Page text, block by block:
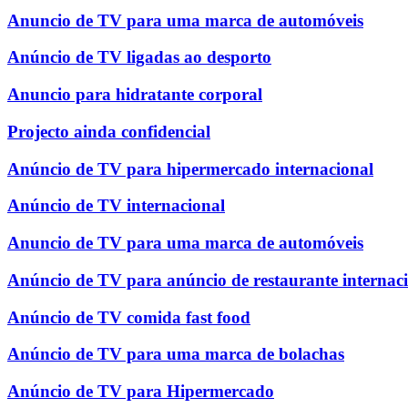
Anuncio de TV para uma marca de automóveis
Anúncio de TV ligadas ao desporto
Anuncio para hidratante corporal
Projecto ainda confidencial
Anúncio de TV para hipermercado internacional
Anúncio de TV internacional
Anuncio de TV para uma marca de automóveis
Anúncio de TV para anúncio de restaurante
Anúncio de TV comida fast food
Anúncio de TV para uma marca de bolachas
Anúncio de TV para Hipermercado